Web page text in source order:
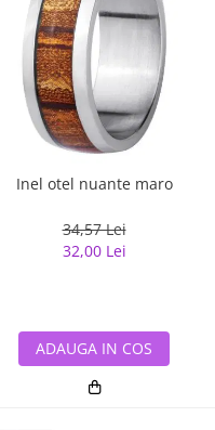
Inel otel nuante maro
34,57 Lei
32,00 Lei
ADAUGA IN COS